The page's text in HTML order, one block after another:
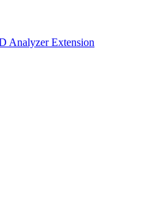
Analyzer Extension